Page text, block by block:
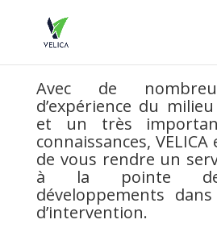
Avec de
d’expérience du
et un très
connaissances,
de vous rendre un
à la pointe
développements
d’intervention.